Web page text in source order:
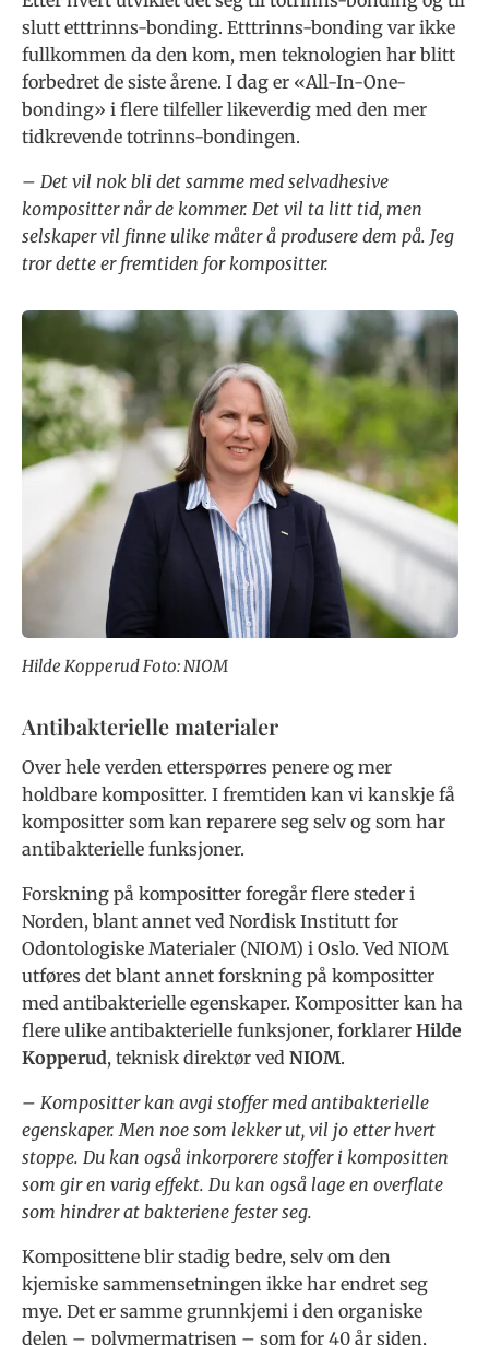
slutt etttrinns-bonding. Etttrinns-bonding var ikke
fullkommen da den kom, men teknologien har blitt
forbedret de siste årene. I dag er «All-In-One-
bonding» i flere tilfeller likeverdig med den mer
tidkrevende totrinns-bondingen.
– Det vil nok bli det samme med selvadhesive
kompositter når de kommer. Det vil ta litt tid, men
selskaper vil finne ulike måter å produsere dem på. Jeg
tror dette er fremtiden for kompositter.
Hilde Kopperud Foto: NIOM
Antibakterielle materialer
Over hele verden etterspørres penere og mer
holdbare kompositter. I fremtiden kan vi kanskje få
kompositter som kan reparere seg selv og som har
antibakterielle funksjoner.
Forskning på kompositter foregår flere steder i
Norden, blant annet ved Nordisk Institutt for
Odontologiske Materialer (NIOM) i Oslo. Ved NIOM
utføres det blant annet forskning på kompositter
med antibakterielle egenskaper. Kompositter kan ha
flere ulike antibakterielle funksjoner, forklarer Hilde
Kopperud, teknisk direktør ved NIOM.
– Kompositter kan avgi stoffer med antibakterielle
egenskaper. Men noe som lekker ut, vil jo etter hvert
stoppe. Du kan også inkorporere stoffer i kompositten
som gir en varig effekt. Du kan også lage en overflate
som hindrer at bakteriene fester seg.
Komposittene blir stadig bedre, selv om den
kjemiske sammensetningen ikke har endret seg
mye. Det er samme grunnkjemi i den organiske
delen – polymermatrisen – som for 40 år siden,